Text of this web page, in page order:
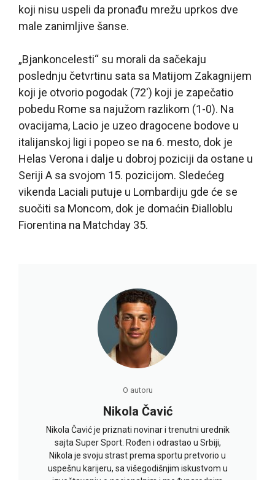
koji nisu uspeli da pronađu mrežu uprkos dve
male zanimljive šanse.
„Bjankoncelesti“ su morali da sačekaju
poslednju četvrtinu sata sa Matijom Zakagnijem
koji je otvorio pogodak (72′) koji je zapečatio
pobedu Rome sa najužom razlikom (1-0). Na
ovacijama, Lacio je uzeo dragocene bodove u
italijanskoj ligi i popeo se na 6. mesto, dok je
Helas Verona i dalje u dobroj poziciji da ostane u
Seriji A sa svojom 15. pozicijom. Sledećeg
vikenda Laciali putuje u Lombardiju gde će se
suočiti sa Moncom, dok je domaćin Đialloblu
Fiorentina na Matchday 35.
O autoru
Nikola Čavić
Nikola Čavić je priznati novinar i trenutni urednik
sajta Super Sport. Rođen i odrastao u Srbiji,
Nikola je svoju strast prema sportu pretvorio u
uspešnu karijeru, sa višegodišnjim iskustvom u